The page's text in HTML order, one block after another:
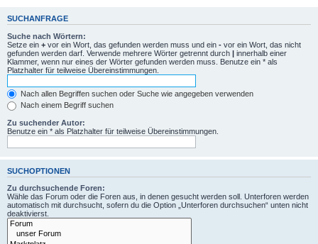
SUCHANFRAGE
Suche nach Wörtern:
Setze ein + vor ein Wort, das gefunden werden muss und ein - vor ein Wort, das nicht
gefunden werden darf. Verwende mehrere Wörter getrennt durch | innerhalb einer
Klammer, wenn nur eines der Wörter gefunden werden muss. Benutze ein * als
Platzhalter für teilweise Übereinstimmungen.
Nach allen Begriffen suchen oder Suche wie angegeben verwenden
Nach einem Begriff suchen
Zu suchender Autor:
Benutze ein * als Platzhalter für teilweise Übereinstimmungen.
SUCHOPTIONEN
Zu durchsuchende Foren:
Wähle das Forum oder die Foren aus, in denen gesucht werden soll. Unterforen werden
automatisch mit durchsucht, sofern du die Option „Unterforen durchsuchen“ unten nicht
deaktivierst.